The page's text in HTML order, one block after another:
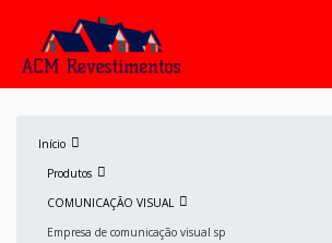
Início
Produtos
COMUNICAÇÃO VISUAL
Empresa de comunicação visual sp